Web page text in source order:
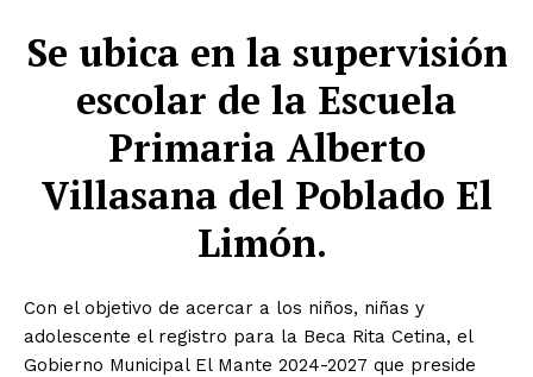
Se ubica en la supervisión
escolar de la Escuela
Primaria Alberto
Villasana del Poblado El
Limón.
Con el objetivo de acercar a los niños, niñas y
adolescente el registro para la Beca Rita Cetina, el
Gobierno Municipal El Mante 2024-2027 que preside